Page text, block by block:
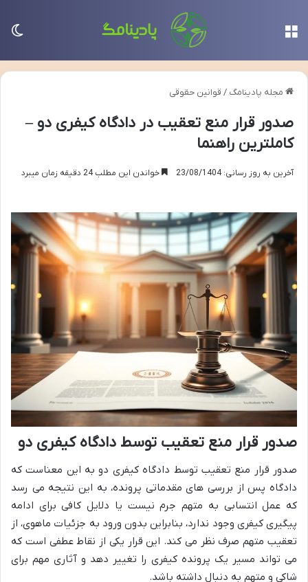
مجله پادینامگ / قوانین حقوقی
صدور قرار منع تعقیب در دادگاه کیفری دو –
کاملترین راهنما
آخرین به روز رسانی: 23/08/1404 خواندن این مطلب 24 دقیقه زمان میبرد
صدور قرار منع تعقیب توسط دادگاه کیفری دو
صدور قرار منع تعقیب توسط دادگاه کیفری دو به این معناست که
دادگاه پس از بررسی های مقدماتی پرونده، به این نتیجه می رسد
که عمل انتسابی به متهم جرم نیست یا دلایل کافی برای ادامه
پیگیری کیفری وجود ندارد، بنابراین بدون ورود به جزئیات ماهوی، از
تعقیب متهم صرف نظر می کند. این قرار یکی از نقاط عطفی است که
می تواند مسیر یک پرونده کیفری را تغییر دهد و آثاری مهم برای
شاکی و متهم به دنبال داشته باشد.